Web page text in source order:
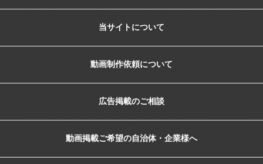
当サイトについて
動画制作依頼について
広告掲載のご相談
動画掲載ご希望の自治体・企業様へ